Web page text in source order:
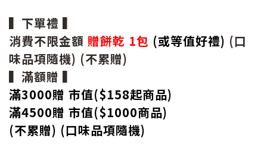
▍下單禮 ▍
消費不限金額 贈餅乾 1包 (或等值好禮) (口
味品項隨機) (不累贈)
▍滿額贈 ▍
滿3000贈 市值($158起商品)
滿4500贈 市值($1000商品)
(不累贈) (口味品項隨機)